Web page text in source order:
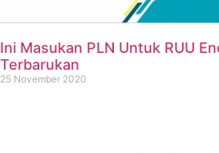
Ini Masukan PLN Untuk RUU
Terbarukan
25 November 2020